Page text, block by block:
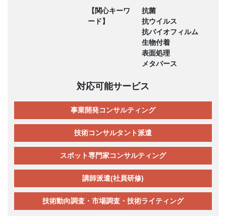
【関心キーワ
ード】
抗菌
抗ウイルス
抗バイオフィルム
生物付着
表面処理
メタバース
対応可能サービス
事業開発コンサルティング
技術コンサルタント派遣
スポット専門家コンサルティング
講師派遣(社員研修)
技術動向調査・市場調査・技術ライティング